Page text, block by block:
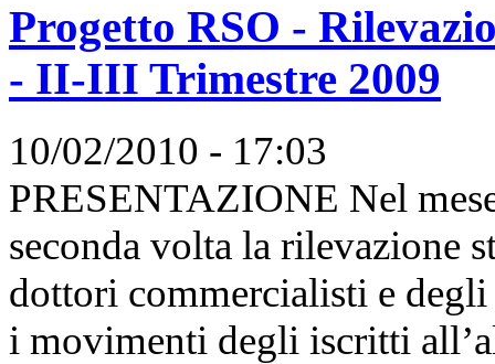
Progetto RSO -
- II-III Trimestre 2009
10/02/2010 - 17:03
PRESENTAZIONE Nel
seconda volta la rilevazione
dottori commercialisti e
i movimenti degli iscritti